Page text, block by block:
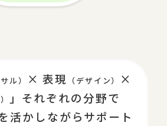
ル） × 表現 （デザイン）
×
」それぞれの分野で
活かしながらサポート